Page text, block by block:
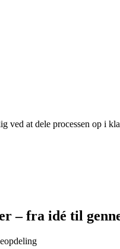
at dele processen op i
– fra idé til